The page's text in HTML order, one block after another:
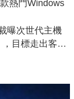
熱門Windows
曝次世代主機
，目標走出客